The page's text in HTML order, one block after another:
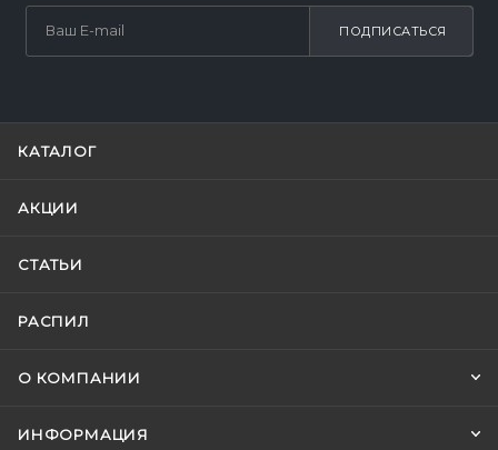
ПОДПИСАТЬСЯ
КАТАЛОГ
АКЦИИ
СТАТЬИ
РАСПИЛ
О КОМПАНИИ
ИНФОРМАЦИЯ